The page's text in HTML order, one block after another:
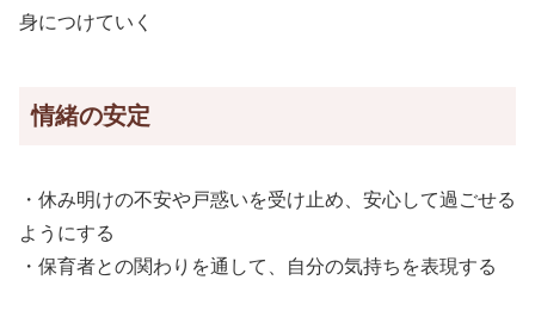
身につけていく
情緒の安定
・休み明けの不安や戸惑いを受け止め、安心して過ごせる
ようにする
・保育者との関わりを通して、自分の気持ちを表現する